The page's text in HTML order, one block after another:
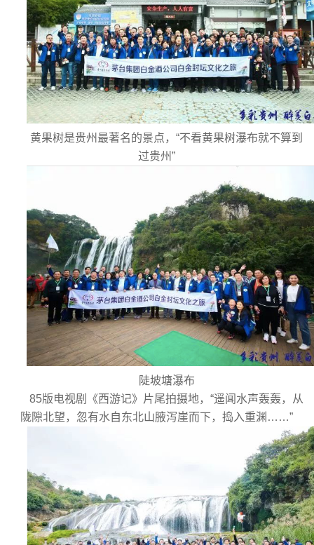
黄果树是贵州最著名的景点，“不看黄果树瀑布就不算到
过贵州”
陡坡塘瀑布
85版电视剧《西游记》片尾拍摄地，“遥闻水声轰轰，从
陇隙北望，忽有水自东北山腋泻崖而下，捣入重渊……”